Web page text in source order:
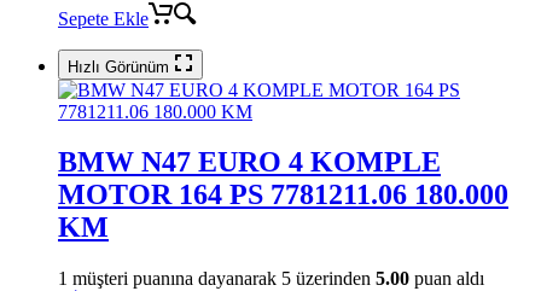
Sepete Ekle
Hızlı Görünüm
BMW N47 EURO 4 KOMPLE
MOTOR 164 PS 7781211.06 180.000
KM
1 müşteri puanına dayanarak 5 üzerinden 5.00 puan aldı